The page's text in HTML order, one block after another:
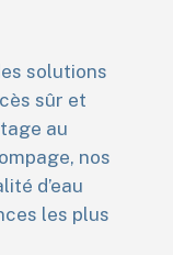
solutions
sûr et
au
nos
d’eau
les plus